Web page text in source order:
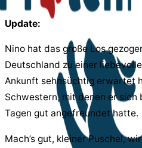
Update:
Nino hat das große Los
Deutschland zu einer
Ankunft sehnsüchtig erwartet
Schwestern, mit denen er sich
Tagen gut angefreundet hatte.
Mach’s gut, kleiner Puschel,